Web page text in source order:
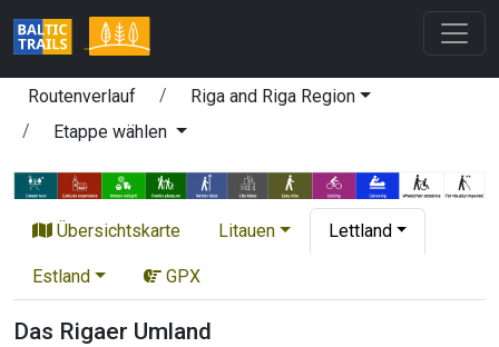
Routenverlauf
Riga and Riga Region
Etappe wählen
Übersichtskarte Litauen Lettland
Estland GPX
Das Rigaer Umland